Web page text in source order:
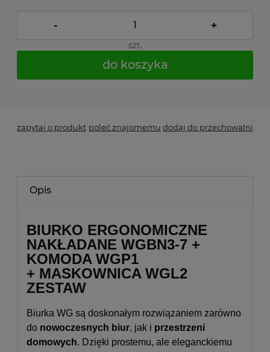
- +
szt.
do koszyka
zapytaj o produkt poleć znajomemu dodaj do przechowalni
Opis
BIURKO ERGONOMICZNE
NAKŁADANE WGBN3-7 +
KOMODA WGP1
+ MASKOWNICA WGL2
ZESTAW
Biurka WG są doskonałym rozwiązaniem zarówno
do nowoczesnych biur, jak i przestrzeni
domowych. Dzięki prostemu, ale eleganckiemu